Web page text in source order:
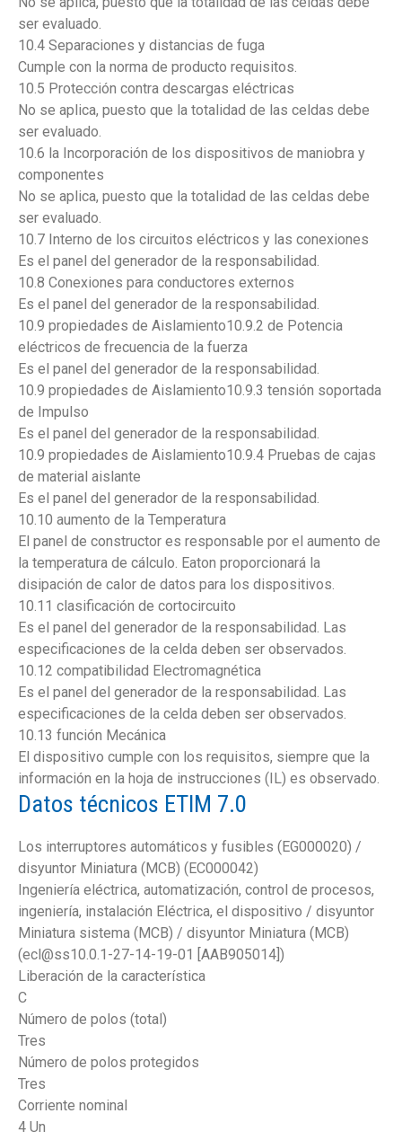
ser evaluado.
10.4 Separaciones y distancias de fuga
Cumple con la norma de producto requisitos.
10.5 Protección contra descargas eléctricas
No se aplica, puesto que la totalidad de las celdas debe
ser evaluado.
10.6 la Incorporación de los dispositivos de maniobra y
componentes
No se aplica, puesto que la totalidad de las celdas debe
ser evaluado.
10.7 Interno de los circuitos eléctricos y las conexiones
Es el panel del generador de la responsabilidad.
10.8 Conexiones para conductores externos
Es el panel del generador de la responsabilidad.
10.9 propiedades de Aislamiento10.9.2 de Potencia
eléctricos de frecuencia de la fuerza
Es el panel del generador de la responsabilidad.
10.9 propiedades de Aislamiento10.9.3 tensión soportada
de Impulso
Es el panel del generador de la responsabilidad.
10.9 propiedades de Aislamiento10.9.4 Pruebas de cajas
de material aislante
Es el panel del generador de la responsabilidad.
10.10 aumento de la Temperatura
El panel de constructor es responsable por el aumento de
la temperatura de cálculo. Eaton proporcionará la
disipación de calor de datos para los dispositivos.
10.11 clasificación de cortocircuito
Es el panel del generador de la responsabilidad. Las
especificaciones de la celda deben ser observados.
10.12 compatibilidad Electromagnética
Es el panel del generador de la responsabilidad. Las
especificaciones de la celda deben ser observados.
10.13 función Mecánica
El dispositivo cumple con los requisitos, siempre que la
información en la hoja de instrucciones (IL) es observado.
Datos técnicos ETIM 7.0
Los interruptores automáticos y fusibles (EG000020) /
disyuntor Miniatura (MCB) (EC000042)
Ingeniería eléctrica, automatización, control de procesos,
ingeniería, instalación Eléctrica, el dispositivo / disyuntor
Miniatura sistema (MCB) / disyuntor Miniatura (MCB)
(ecl@ss10.0.1-27-14-19-01 [AAB905014])
Liberación de la característica
C
Número de polos (total)
Tres
Número de polos protegidos
Tres
Corriente nominal
4 Un